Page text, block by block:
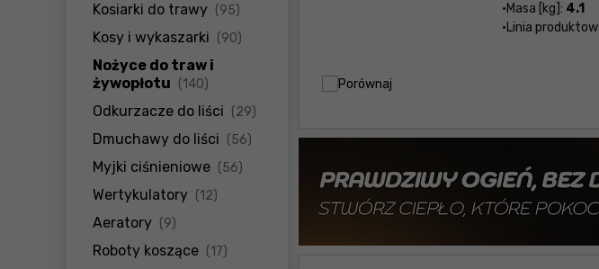
Kosiarki do trawy (95)
Kosy i wykaszarki (90)
Nożyce do traw i
żywopłotu (140)
Odkurzacze do liści (29)
Dmuchawy do liści (56) produkty
Myjki ciśnieniowe (56)
Wertykulatory (12)
Aeratory (9)
Roboty koszące (17)
Masa [kg]: 4.1
Linia
Porównaj